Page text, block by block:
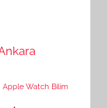
Apple Watch Bilim